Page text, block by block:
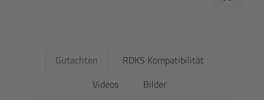
Gutachten
RDKS Kompatibilität
Videos
Bilder